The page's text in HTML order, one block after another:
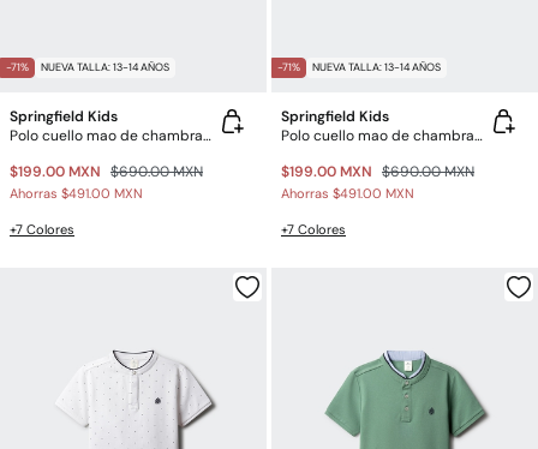
-71% NUEVA TALLA: 13-14 AÑOS
Springfield Kids
Polo cuello mao de chambray para niño
$199.00 MXN $690.00 MXN
Ahorras $491.00 MXN
+7 Colores
-71% NUEVA TALLA: 13-14 AÑOS
Springfield Kids
Polo cuello mao de chambray para niño
$199.00 MXN $690.00 MXN
Ahorras $491.00 MXN
+7 Colores